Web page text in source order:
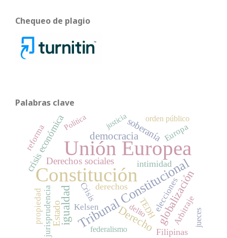
Chequeo de plagio
Palabras clave
Unión Europea
Constitución
Tribunal Constitucional
igualdad globalización
Derecho
democracia
crisis económicaDerechos sociales
Estado
soberanía
intimidad
Filipinas
derechos
Crisis
jurisprudencia
reforma
TEDHelecciones
Europa
Arbitraje
propiedad Kelsen
federalismo
Política orden público
jueces
justicia
delito